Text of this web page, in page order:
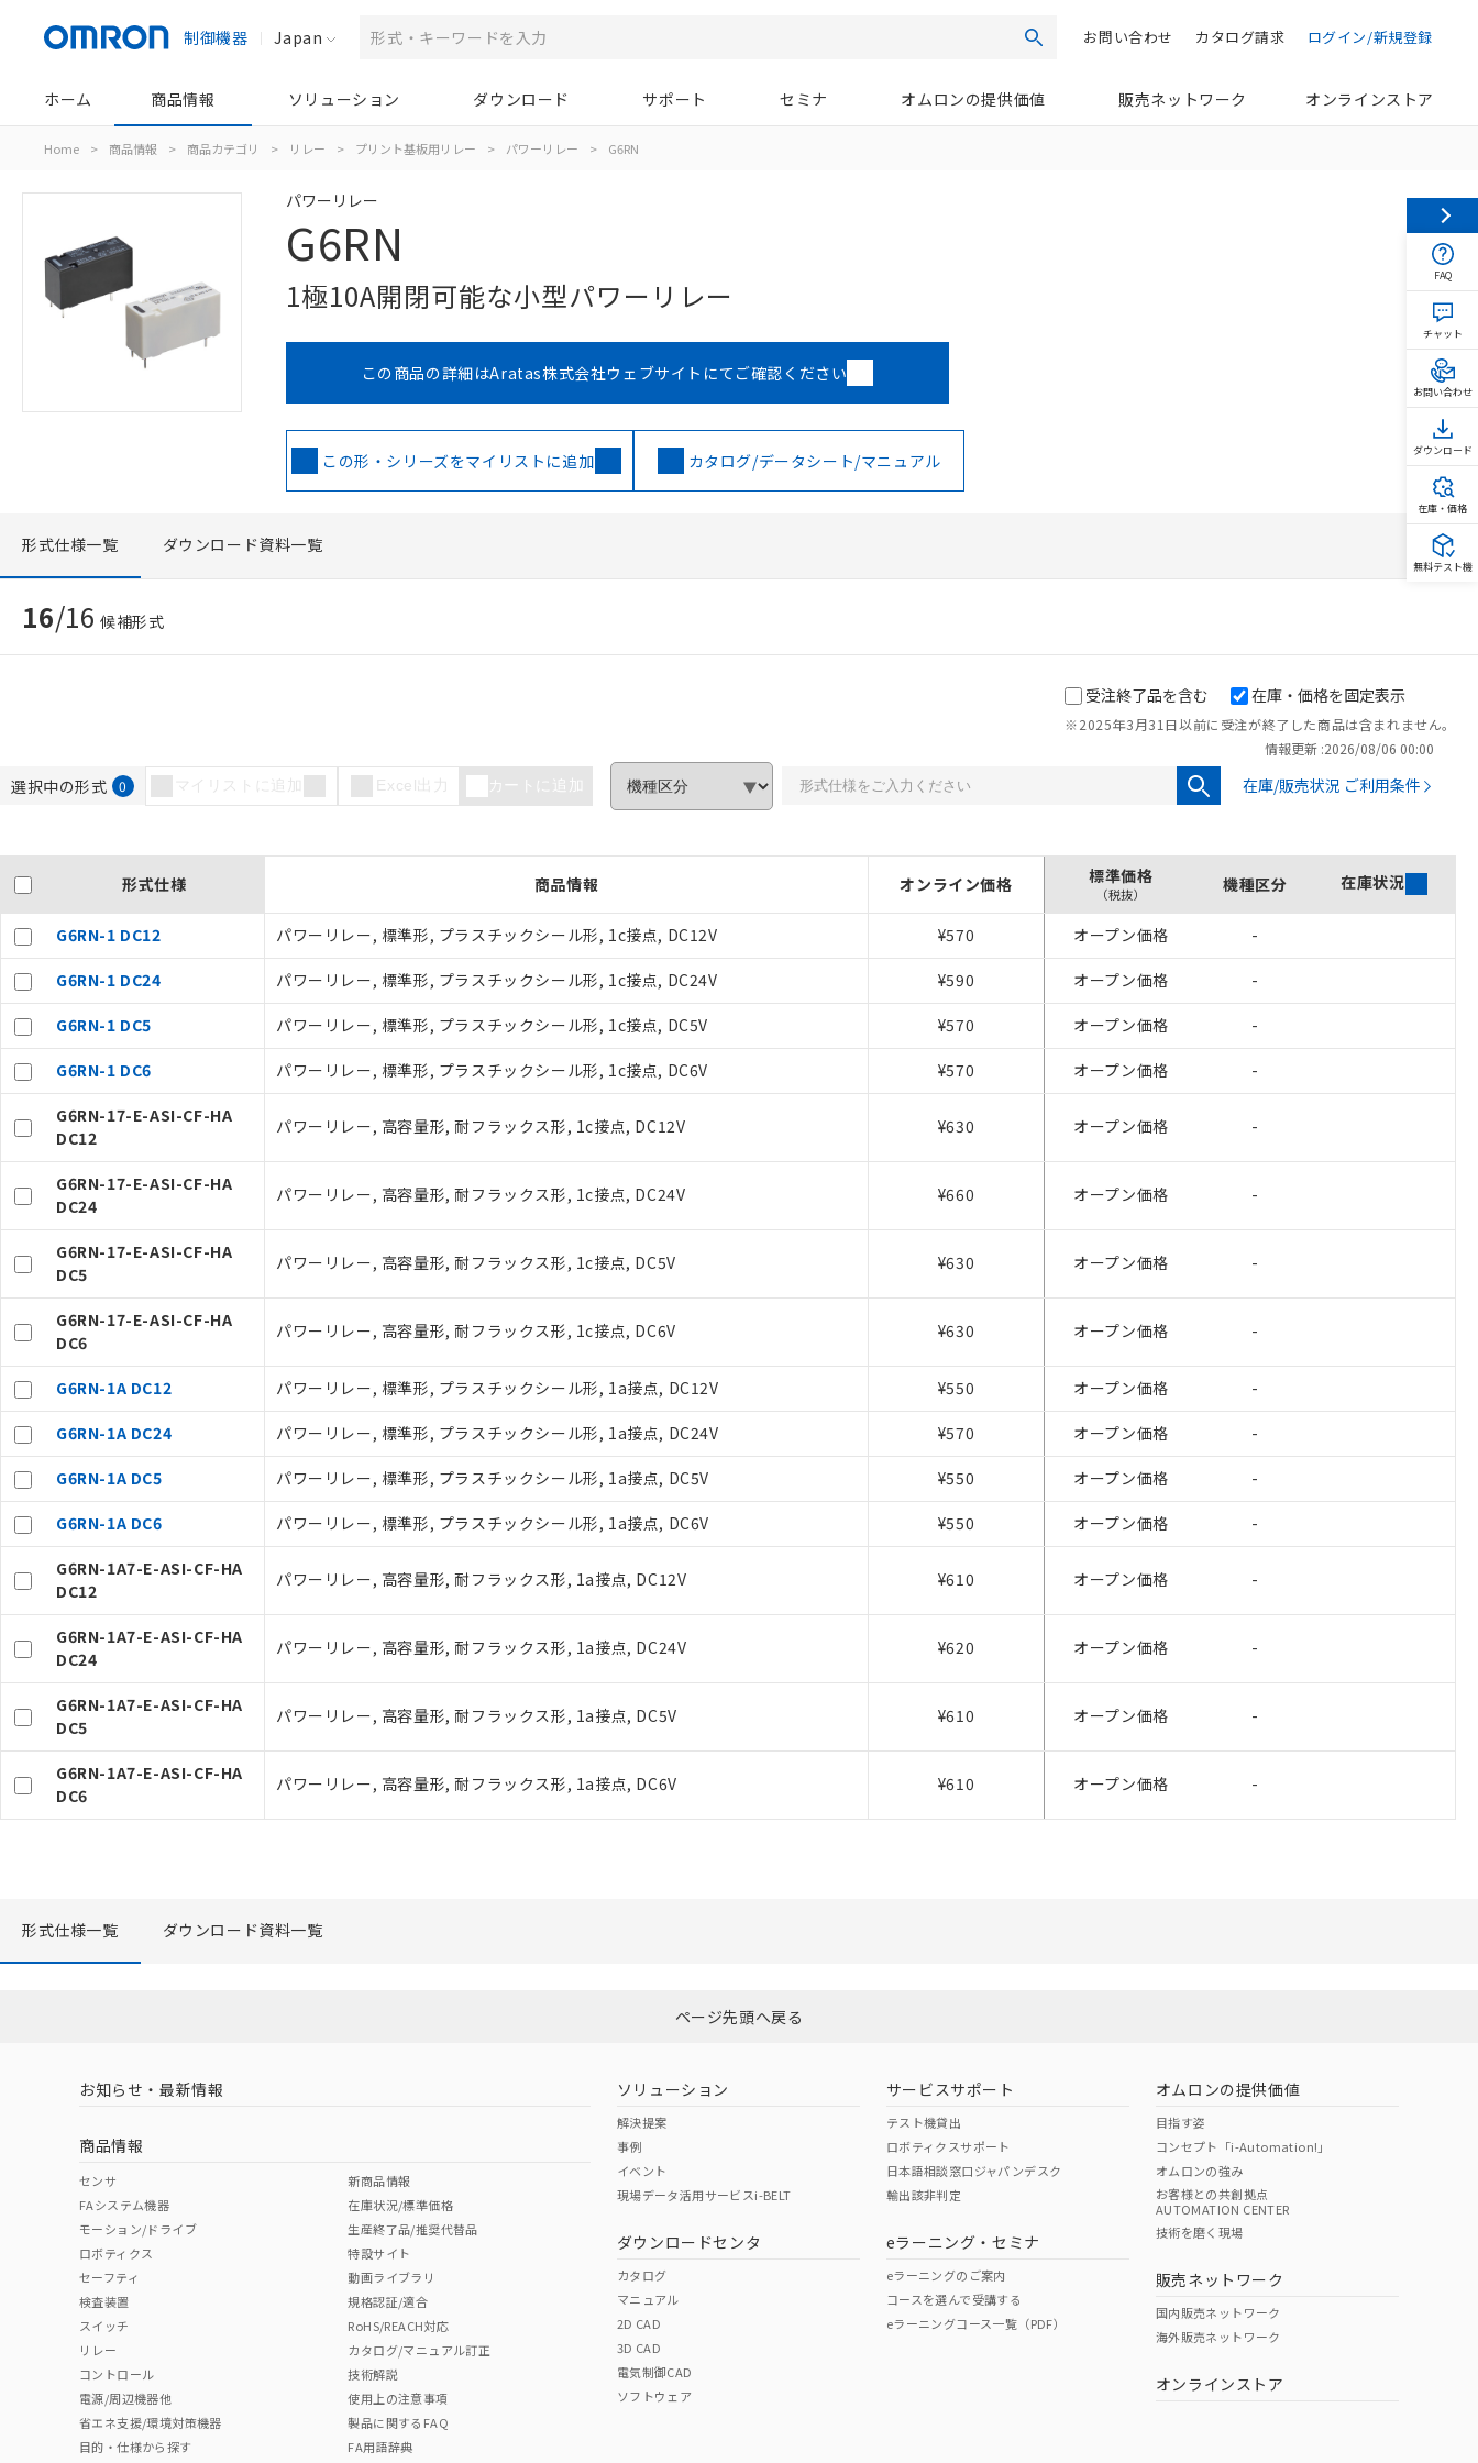
制御機器 Japan 検索 ログイン/新規登録
カタログ請求
お問い合わせ
ホーム 商品情報 ソリューション ダウンロード サポート セミナ オムロンの提供価値 販売ネットワーク オンラインストア
Home > 商品情報 > 商品カテゴリ > リレー > プリント基板用リレー > パワーリレー > G6RN
パワーリレー
G6RN
1極10A開閉可能な小型パワーリレー
この商品の詳細はAratas株式会社ウェブサイトにてご確認ください
この形・シリーズをマイリストに追加 カタログ/データシート/マニュアル
形式仕様一覧 ダウンロード資料一覧
16/16 候補形式
受注終了品を含む
※2025年3月31日以前に受注が終了した商品は含まれません。
在庫・価格を固定表示
選択中の形式 0 マイリストに追加 Excel出力 カートに追加
情報更新 :2026/08/06 00:00
在庫/販売状況 ご利用条件
形式仕様 商品情報 オンライン価格 標準価格
（税抜） 機種区分 在庫状況
G6RN-1 DC12 パワーリレー, 標準形, プラスチックシール形, 1c接点, DC12V ¥570 オープン価格 -
G6RN-1 DC24 パワーリレー, 標準形, プラスチックシール形, 1c接点, DC24V ¥590 オープン価格 -
G6RN-1 DC5 パワーリレー, 標準形, プラスチックシール形, 1c接点, DC5V ¥570 オープン価格 -
G6RN-1 DC6 パワーリレー, 標準形, プラスチックシール形, 1c接点, DC6V ¥570 オープン価格 -
G6RN-17-E-ASI-CF-HA
DC12
パワーリレー, 高容量形, 耐フラックス形, 1c接点, DC12V ¥630 オープン価格 -
G6RN-17-E-ASI-CF-HA
DC24
パワーリレー, 高容量形, 耐フラックス形, 1c接点, DC24V ¥660 オープン価格 -
G6RN-17-E-ASI-CF-HA
DC5
パワーリレー, 高容量形, 耐フラックス形, 1c接点, DC5V ¥630 オープン価格 -
G6RN-17-E-ASI-CF-HA
DC6
パワーリレー, 高容量形, 耐フラックス形, 1c接点, DC6V ¥630 オープン価格 -
G6RN-1A DC12 パワーリレー, 標準形, プラスチックシール形, 1a接点, DC12V ¥550 オープン価格 -
G6RN-1A DC24 パワーリレー, 標準形, プラスチックシール形, 1a接点, DC24V ¥570 オープン価格 -
G6RN-1A DC5 パワーリレー, 標準形, プラスチックシール形, 1a接点, DC5V ¥550 オープン価格 -
G6RN-1A DC6 パワーリレー, 標準形, プラスチックシール形, 1a接点, DC6V ¥550 オープン価格 -
G6RN-1A7-E-ASI-CF-HA
DC12
パワーリレー, 高容量形, 耐フラックス形, 1a接点, DC12V ¥610 オープン価格 -
G6RN-1A7-E-ASI-CF-HA
DC24
パワーリレー, 高容量形, 耐フラックス形, 1a接点, DC24V ¥620 オープン価格 -
G6RN-1A7-E-ASI-CF-HA
DC5
パワーリレー, 高容量形, 耐フラックス形, 1a接点, DC5V ¥610 オープン価格 -
G6RN-1A7-E-ASI-CF-HA
DC6
パワーリレー, 高容量形, 耐フラックス形, 1a接点, DC6V ¥610 オープン価格 -
形式仕様一覧 ダウンロード資料一覧
ページ先頭へ戻る
お知らせ・最新情報
商品情報
センサ
FAシステム機器
モーション/ドライブ
ロボティクス
セーフティ
検査装置
スイッチ
リレー
コントロール
電源/周辺機器他
省エネ支援/環境対策機器
目的・仕様から探す
新商品情報
在庫状況/標準価格
生産終了品/推奨代替品
特設サイト
動画ライブラリ
規格認証/適合
RoHS/REACH対応
カタログ/マニュアル訂正
技術解説
使用上の注意事項
製品に関するFAQ
FA用語辞典
ソリューション
解決提案
事例
イベント
現場データ活用サービスi-BELT
ダウンロードセンタ
カタログ
マニュアル
2D CAD
3D CAD
電気制御CAD
ソフトウェア
サービスサポート
テスト機貸出
ロボティクスサポート
日本語相談窓口ジャパンデスク
輸出該非判定
eラーニング・セミナ
eラーニングのご案内
コースを選んで受講する
eラーニングコース一覧（PDF）
オムロンの提供価値
目指す姿
コンセプト「i-Automation!」
オムロンの強み
お客様との共創拠点
AUTOMATION CENTER
技術を磨く現場
販売ネットワーク
国内販売ネットワーク
海外販売ネットワーク
オンラインストア
FAQ
チャット
お問い合わせ
ダウンロード
在庫・価格
無料テスト機
号
○ 一定数以上の在庫あり
△ 一定数には満たないが在庫あり
－
在庫なし(最新の在庫状況については、お客様のお取引先、またはお客様担当のオムロン制御
機器販売店・当社販売員にご確認ください)
空
白
受注生産機種、また在庫状況の情報を公開していない機種
ご利用条件
以下の条件をお読みいただき、同意のうえご利用ください。
本サービスは、当社制御機器事業取扱商品の当社在庫状況および標準価格(税抜)を提供させていただ
くものです。
当社制御機器事業取扱商品の中には、本サービスの対象外となる商品もあることをご了承ください。
在庫状況および標準価格照会結果は、記載している更新日時点での社内データに基づき作成されるも
のであり、閲覧された時点での実際の在庫および標準価格とは異なる場合があることをご了承くださ
い。
正式な納期状況および標準価格はお客様のお取引先、またはお客様担当のオムロン制御機器販売店・
当社販売員にご相談ください。
オムロン制御機器販売店や当社販売拠点は「販売ネットワーク
」をご確認ください。
在庫状況および標準価格結果を当社の事前の承諾なく第三者に漏洩または開示しないようお願いしま
す。
マイパーツ機能（部品リスト作成サービス）をご利用いただくには、I-Webメンバーズにご登録され
ている必要があります。
お客様が当ウェブサイト上で当社にご登録された部品リストについて、当社および当社の共同利用者
さい。
※当社の共同利用者とは、"個人情報の共同利用に関して"
の「1.共同利用者の範囲」に記載されて